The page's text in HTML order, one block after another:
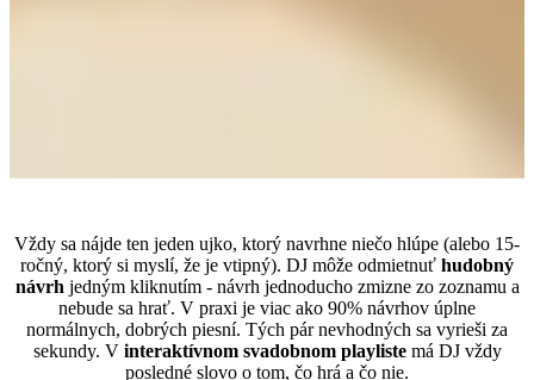
Vždy sa nájde ten jeden ujko, ktorý navrhne niečo hlúpe (alebo 15-
ročný, ktorý si myslí, že je vtipný). DJ môže odmietnuť hudobný
návrh jedným kliknutím - návrh jednoducho zmizne zo zoznamu a
nebude sa hrať. V praxi je viac ako 90% návrhov úplne
normálnych, dobrých piesní. Tých pár nevhodných sa vyrieši za
sekundy. V interaktívnom svadobnom playlistemá DJ vždy
posledné slovo o tom, čo hrá a čo nie.